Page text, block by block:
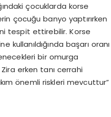
çocuklarda korse
çocuğu banyo yaptırırken
tespit ettirebilir. Korse
kullanıldığında başarı oranı
bir omurga
erken tanı cerrahi
önemli riskleri mevcuttur”